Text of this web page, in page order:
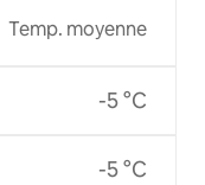
Temp. moyenne
-5 °C
-5 °C